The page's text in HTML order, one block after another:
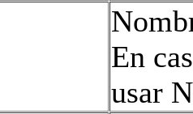
En
usar